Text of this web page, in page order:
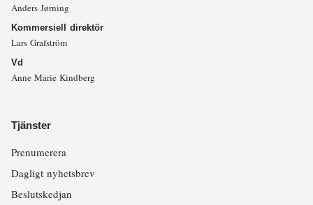
Anders Jørning
Kommersiell direktör
Lars Grafström
Vd
Anne Marie Kindberg
Tjänster
Prenumerera
Dagligt nyhetsbrev
Beslutskedjan